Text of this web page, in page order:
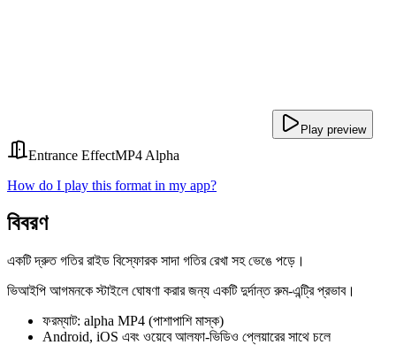
Play preview
Entrance EffectMP4 Alpha
How do I play this format in my app?
বিবরণ
একটি দ্রুত গতির রাইড বিস্ফোরক সাদা গতির রেখা সহ ভেঙে পড়ে।
ভিআইপি আগমনকে স্টাইলে ঘোষণা করার জন্য একটি দুর্দান্ত রুম-এন্ট্রি প্রভাব।
ফরম্যাট: alpha MP4 (পাশাপাশি মাস্ক)
Android, iOS এবং ওয়েবে আলফা-ভিডিও প্লেয়ারের সাথে চলে